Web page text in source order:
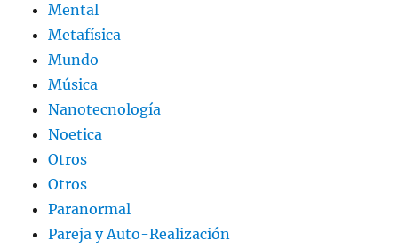
Mental
Metafísica
Mundo
Música
Nanotecnología
Noetica
Otros
Otros
Paranormal
Pareja y Auto-Realización